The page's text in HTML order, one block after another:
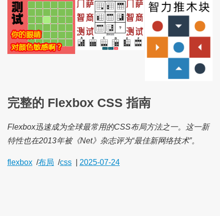
完整的 Flexbox CSS 指南
Flexbox迅速成为全球最常用的CSS布局方法之一。这一新
特性也在2013年被《Net》杂志评为“最佳新网络技术”。
flexbox /布局 /css 2025-07-24